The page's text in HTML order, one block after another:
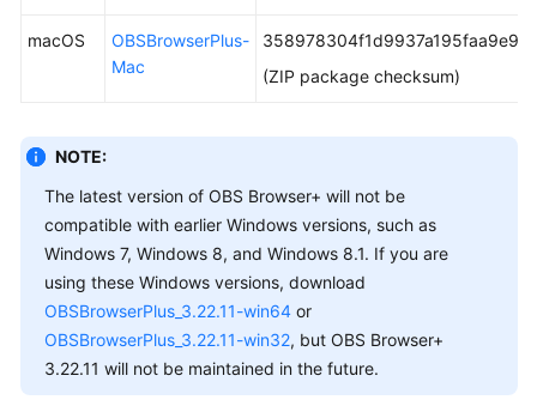
API
SDK
Reference
FAQs
Videos
macOS
OBSBrowserPlus-
Mac
(ZIP package checksum)
NOTE:
The latest version of OBS Browser+ will not be
compatible with earlier Windows versions, such as
Windows 7, Windows 8, and Windows 8.1. If you are
using these Windows versions, download
OBSBrowserPlus_3.22.11-win64 or
OBSBrowserPlus_3.22.11-win32, but OBS Browser+
3.22.11 will not be maintained in the future.